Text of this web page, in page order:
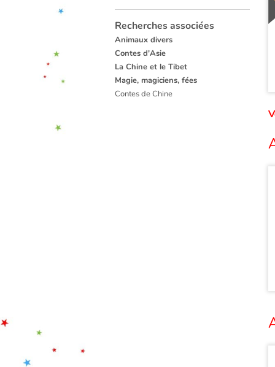
Recherches associées
Animaux divers
Contes d'Asie
La Chine et le Tibet
Magie, magiciens, fées
Contes de Chine